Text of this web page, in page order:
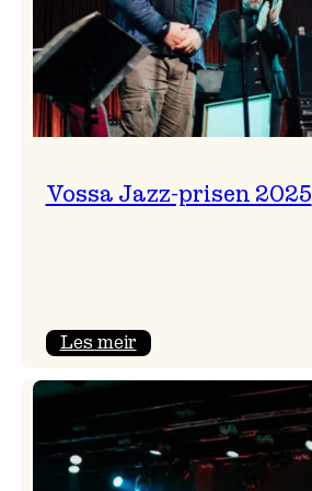
Vossa Jazz-prisen 2025
Les meir:
prisen
2025